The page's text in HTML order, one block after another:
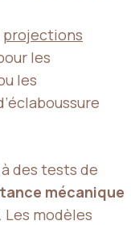
projections
les
les
des tests de
mécanique
modèles